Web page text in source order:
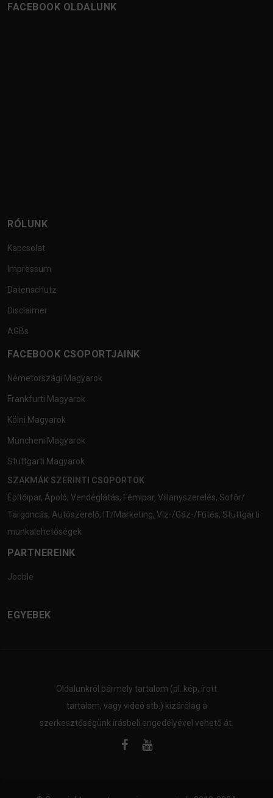
FACEBOOK OLDALUNK
RÓLUNK
Kapcsolat
Impressum
Datenschutz
Disclaimer
AGBs
FACEBOOK CSOPORTJAINK
Németországi Magyarok
Frankfurti Magyarok
Kölni Magyarok
Müncheni Magyarok
Stuttgarti Magyarok
SZAKMÁK SZERINTI CSOPORTOK
Építőipar, Ápoló, Vendéglátás, Fémipar, Villanyszerelés, Sofőr/
Targoncás, Autószerelő, IT/Marketing, Víz-/Gáz-/Fűtés, Stuttgarti
munkalehetőségek
PARTNEREINK
Jooble
EGYEBEK
Oldalunkról bármely tartalom (pl. kép, írott
tartalom, vagy videó stb.) kizárólag a
szerkesztőségünk írásbeli engedélyével vehető át.